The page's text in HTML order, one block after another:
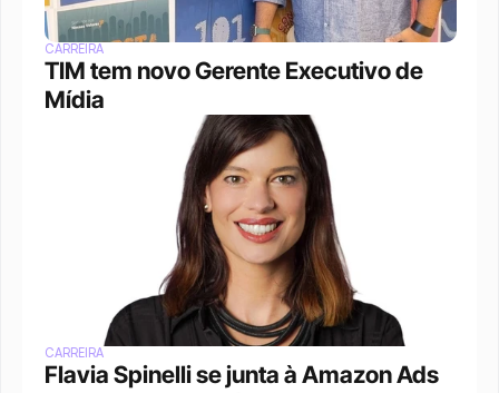
CARREIRA
TIM tem novo Gerente Executivo de
Mídia
CARREIRA
Flavia Spinelli se junta à Amazon Ads